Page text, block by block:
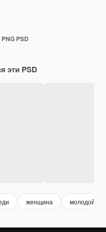
PSD
эти PSD
женщина молодой